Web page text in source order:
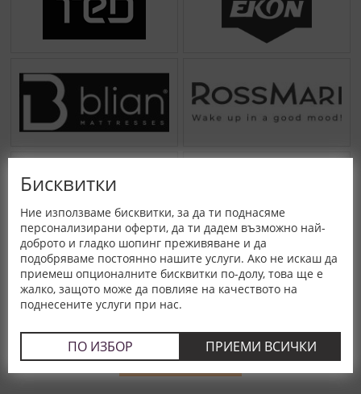
Бисквитки
Ние използваме бисквитки, за да ти поднасяме
персонализирани оферти, да ти дадем възможно най-
доброто и гладко шопинг преживяване и да
подобряваме постоянно нашите услуги. Ако не искаш да
приемеш опционалните бисквитки по-долу, това ще е
жалко, защото може да повлияе на качеството на
поднесените услуги при нас.
ПО ИЗБОР ПРИЕМИ ВСИЧКИ
ВИЖ ВСИЧКИ МАРКИ